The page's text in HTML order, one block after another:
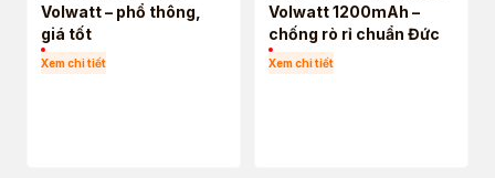
Volwatt – phổ thông,
giá tốt
Xem chi tiết
Volwatt 1200mAh –
chống rò rỉ chuẩn Đức
Xem chi tiết